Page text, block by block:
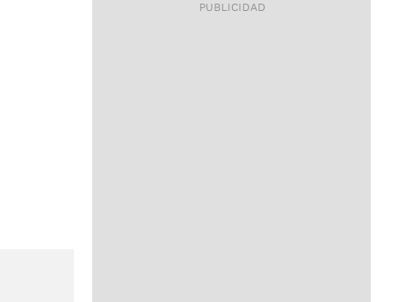
ACCESO FULL - $1.800/MES